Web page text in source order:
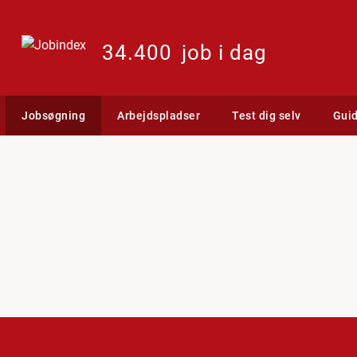
34.400 job i dag
Jobsøgning Arbejdspladser Test dig selv